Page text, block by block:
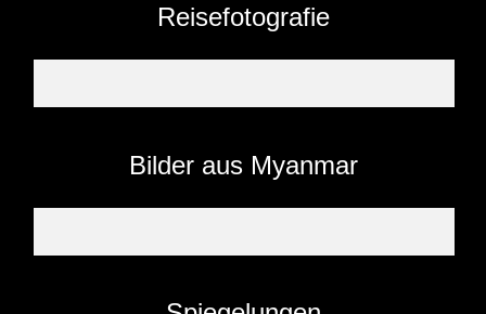
Reisefotografie
Bilder aus Myanmar